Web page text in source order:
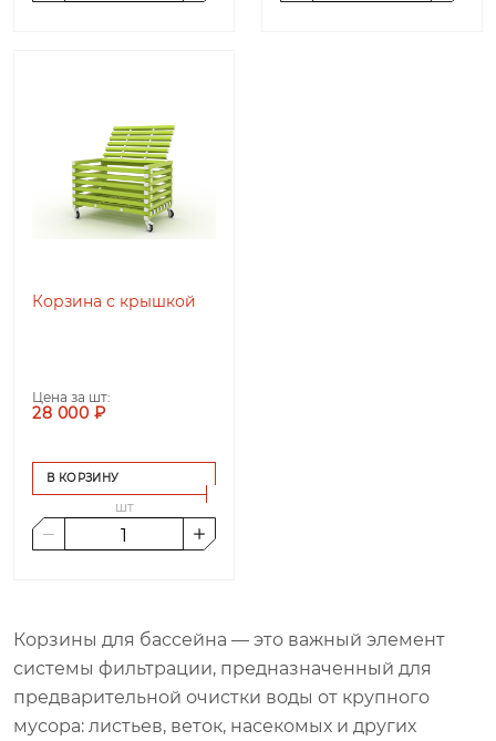
Корзина с крышкой
Цена за шт:
28 000 ₽
В КОРЗИНУ
шт
Корзины для бассейна — это важный элемент
системы фильтрации, предназначенный для
предварительной очистки воды от крупного
мусора: листьев, веток, насекомых и других